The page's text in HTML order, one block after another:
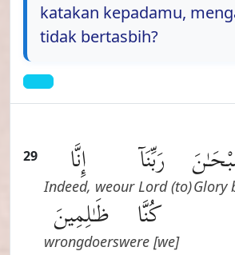
katakan kepadamu,
tidak bertasbih?
29
Glory
رَبِّنَآ
(to) our Lord
إِنَّا
Indeed, we
كُنَّا
[we] were
ظَـٰلِمِينَ
wrongdoers